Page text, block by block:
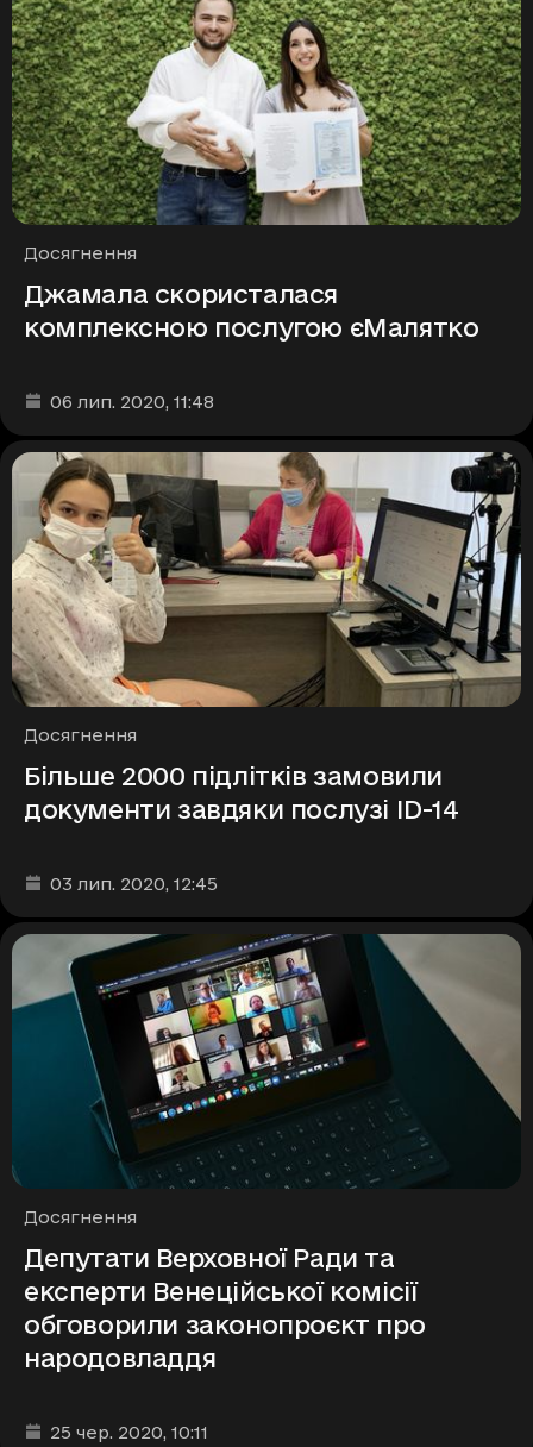
Рубрики
Досягнення
Джамала скористалася
комплексною послугою єМалятко
Дата та час публікації
06 лип. 2020, 11:48
Рубрики
Досягнення
Більше 2000 підлітків замовили
документи завдяки послузі ID-14
Дата та час публікації
03 лип. 2020, 12:45
Рубрики
Досягнення
Депутати Верховної Ради та
експерти Венеційської комісії
обговорили законопроєкт про
народовладдя
Дата та час публікації
25 чер. 2020, 10:11